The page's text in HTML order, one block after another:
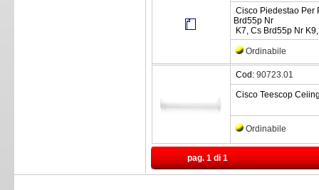
Cisco Piedestao Per
Brd55p Nr
K7, Cs Brd55p Nr
Ordinabile
Cod: 90723.01
Cisco Teescop
Ordinabile
pag. 1 di 1